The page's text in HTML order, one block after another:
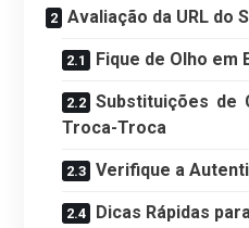
Avaliação da URL do
Fique de Olho
Substituições de
Troca-Troca
Verifique a
Dicas Rápidas